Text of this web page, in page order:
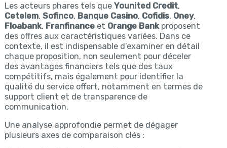
Les acteurs phares tels que Younited Credit,
Cetelem, Sofinco, Banque Casino, Cofidis, Oney,
Floabank, Franfinanceet Orange Bankproposent
des offres aux caractéristiques variées. Dans ce
contexte, il est indispensable d’examiner en détail
chaque proposition, non seulement pour déceler
des avantages financiers tels que des taux
compétitifs, mais également pour identifier la
qualité du service offert, notamment en termes de
support client et de transparence de
communication.
Une analyse approfondie permet de dégager
plusieurs axes de comparaison clés :